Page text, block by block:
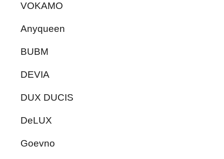
VOKAMO
Anyqueen
BUBM
DEVIA
DUX DUCIS
DeLUX
Goevno